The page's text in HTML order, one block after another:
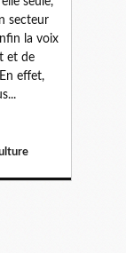
secteur
la voix
et de
effet,